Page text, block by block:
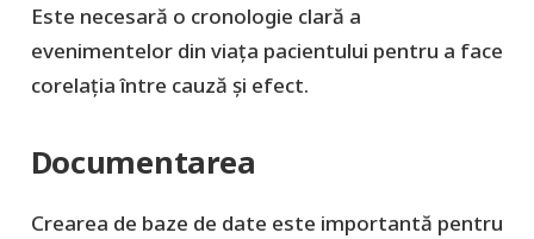
Este necesară o cronologie clară a
evenimentelor din viața pacientului pentru a face
corelația între cauză și efect.
Documentarea
Crearea de baze de date este importantă pentru